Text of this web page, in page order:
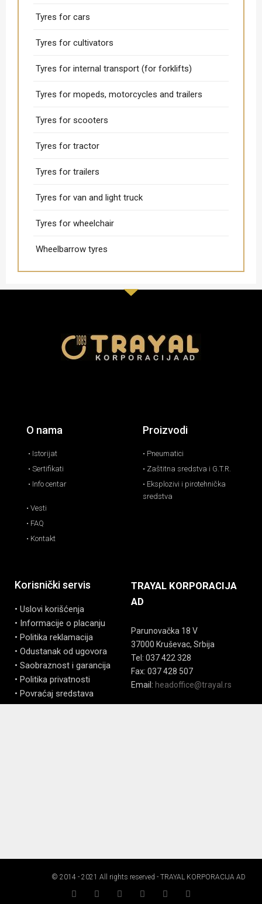
Tyres for cars
Tyres for cultivators
Tyres for internal transport (for forklifts)
Tyres for mopeds, motorcycles and trailers
Tyres for scooters
Tyres for tractor
Tyres for trailers
Tyres for van and light truck
Tyres for wheelchair
Wheelbarrow tyres
O nama
• Istorijat
• Sertifikati
• Info centar
• Vesti
• FAQ
• Kontakt
Proizvodi
• Pneumatici
• Zaštitna sredstva i G.T.R.
• Eksplozivi i pirotehnička
sredstva
Korisnički servis
• Uslovi korišćenja
• Informacije o placanju
• Politika reklamacija
• Odustanak od ugovora
• Saobraznost i garancija
• Politika privatnosti
• Povraćaj sredstava
TRAYAL KORPORACIJA
AD
Parunovačka 18 V
37000 Kruševac, Srbija
Tel: 037 422 328
Fax: 037 428 507
Email: headoffice@trayal.rs
© 2014 - 2021 All rights reserved - TRAYAL KORPORACIJA AD